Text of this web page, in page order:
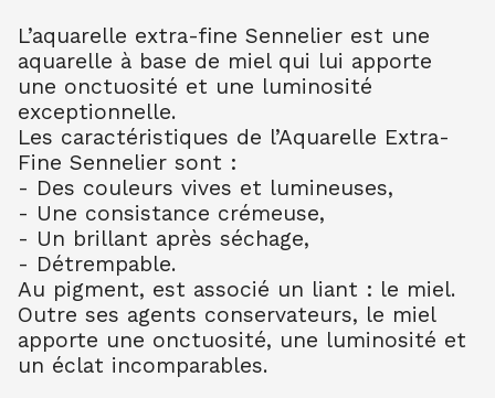
7.90€ TTC 7.89 € TTC
AQUARELLE EXTRA FINE TUBE 10 ML
BLEU CERULEUM 302
10.99€ TTC 10.99 € TTC
AQUARELLE EXTRA FINE TUBE 10 ML
BLEU COB FONC 309
10.99€ TTC 10.99€ TTC
AQUARELLE EXTRA FINE TUBE 10 ML
BLEU OUTR FR 314
8.80 € TTC 8.80€ TTC
AQUARELLE EXTRA FINE TUBE 10 ML
BLEU ROYAL 322
7.90€ TTC 7.89€ TTC
L’aquarelle extra-fine Sennelier est une
aquarelle à base de miel qui lui apporte
une onctuosité et une luminosité
exceptionnelle.
Les caractéristiques de l’Aquarelle Extra-
Fine Sennelier sont :
- Des couleurs vives et lumineuses,
- Une consistance crémeuse,
- Un brillant après séchage,
- Détrempable.
Au pigment, est associé un liant : le miel.
Outre ses agents conservateurs, le miel
apporte une onctuosité, une luminosité et
un éclat incomparables.